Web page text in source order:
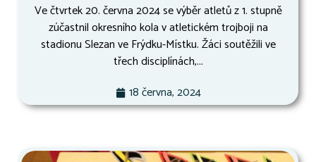
Ve čtvrtek 20. června 2024 se výběr atletů z 1. stupně
zúčastnil okresního kola v atletickém trojboji na
stadionu Slezan ve Frýdku-Místku. Žáci soutěžili ve
třech disciplínách,...
18 června, 2024